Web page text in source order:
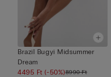
Brazil Bugyi Midsummer
Dream
4495 Ft(-50%)8990 Ft